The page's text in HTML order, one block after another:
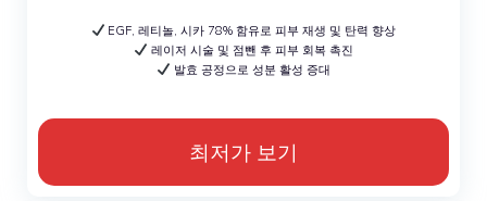
EGF, 레티놀, 시카 78% 함유로 피부 재생 및 탄력 향상
레이저 시술 및 점뺀 후 피부 회복 촉진
발효 공정으로 성분 활성 증대
최저가 보기